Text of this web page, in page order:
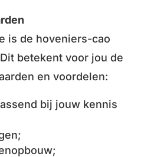
is de hoveniers-cao
betekent voor jou de
en voordelen:
bij jouw kennis